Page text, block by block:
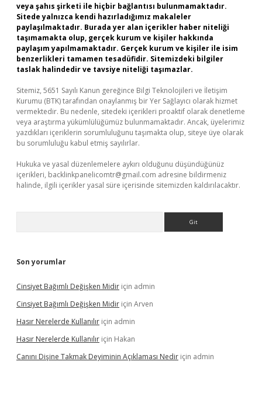
veya şahıs şirketi ile hiçbir bağlantısı bulunmamaktadır.
Sitede yalnızca kendi hazırladığımız makaleler
paylaşılmaktadır. Burada yer alan içerikler haber niteliği
taşımamakta olup, gerçek kurum ve kişiler hakkında
paylaşım yapılmamaktadır. Gerçek kurum ve kişiler ile isim
benzerlikleri tamamen tesadüfidir. Sitemizdeki bilgiler
taslak halindedir ve tavsiye niteliği taşımazlar.
Sitemiz, 5651 Sayılı Kanun gereğince Bilgi Teknolojileri ve İletişim
Kurumu (BTK) tarafından onaylanmış bir Yer Sağlayıcı olarak hizmet
vermektedir. Bu nedenle, sitedeki içerikleri proaktif olarak denetleme
veya araştırma yükümlülüğümüz bulunmamaktadır. Ancak, üyelerimiz
yazdıkları içeriklerin sorumluluğunu taşımakta olup, siteye üye olarak
bu sorumluluğu kabul etmiş sayılırlar.
Hukuka ve yasal düzenlemelere aykırı olduğunu düşündüğünüz
içerikleri, backlinkpanelicomtr@gmail.com adresine bildirmeniz
halinde, ilgili içerikler yasal süre içerisinde sitemizden kaldırılacaktır.
Son yorumlar
Cinsiyet Bağımlı Değişken Midir için admin
Cinsiyet Bağımlı Değişken Midir için Arven
Hasır Nerelerde Kullanılır için admin
Hasır Nerelerde Kullanılır için Hakan
Canını Dişine Takmak Deyiminin Açıklaması Nedir için admin